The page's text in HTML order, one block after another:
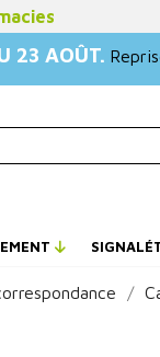
23 AOÛT.